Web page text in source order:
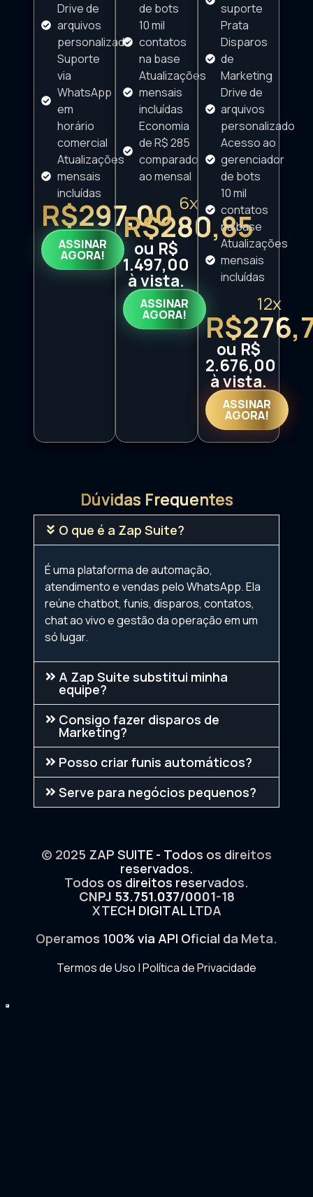
Drive de
arquivos
personalizado
Suporte
via
WhatsApp
em
horário
comercial
Atualizações
mensais
incluídas
R$297,00
ASSINAR
AGORA!
de bots
10 mil
contatos
na base
Atualizações
mensais
incluídas
Economia
de R$ 285
comparado
ao mensal
6x
R$280,85
ou R$
1.497,00
à vista.
ASSINAR
AGORA!
suporte
Prata
Disparos
de
Marketing
Drive de
arquivos
personalizado
Acesso ao
gerenciador
de bots
10 mil
contatos
na base
Atualizações
mensais
incluídas
12x
ou R$
2.676,00
à vista.
ASSINAR
AGORA!
Dúvidas Frequentes
O que é a Zap Suite?
É uma plataforma de automação,
atendimento e vendas pelo WhatsApp. Ela
reúne chatbot, funis, disparos, contatos,
chat ao vivo e gestão da operação em um
só lugar.
A Zap Suite substitui minha
equipe?
Consigo fazer disparos de
Marketing?
Posso criar funis automáticos?
Serve para negócios pequenos?
© 2025 ZAP SUITE - Todos os direitos
reservados.
Todos os direitos reservados.
CNPJ 53.751.037/0001-18
XTECH DIGITAL LTDA
Operamos 100% via API Oficial da Meta.
Termos de Uso |Política de Privacidade